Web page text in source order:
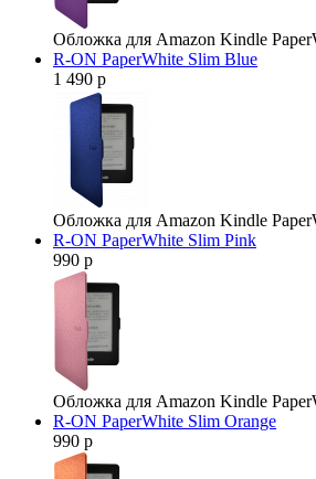
Обложка для Amazon Kindle
R-ON PaperWhite Slim Blue
1 490 р
Обложка для Amazon Kindle
R-ON PaperWhite Slim Pink
990 р
Обложка для Amazon Kindle
R-ON PaperWhite Slim Orange
990 р